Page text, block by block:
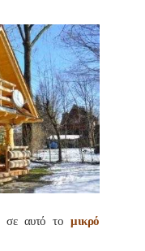
σε αυτό το μικρό